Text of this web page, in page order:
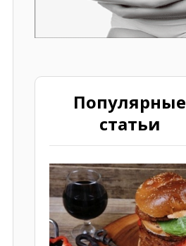
Популярные
статьи